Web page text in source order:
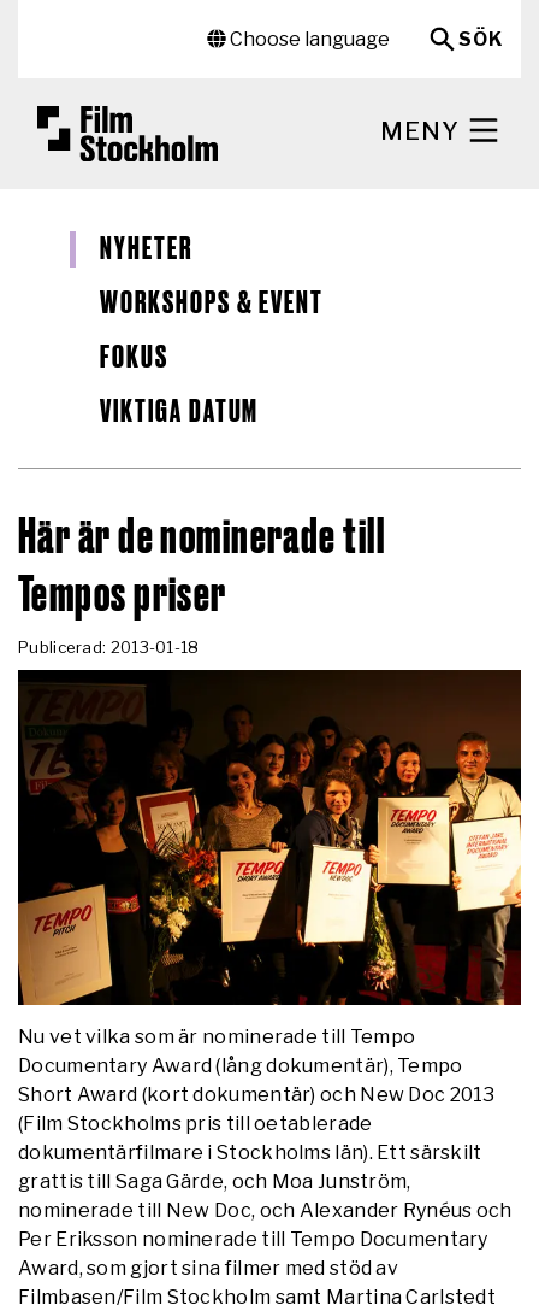
Choose language
SÖK
MENY
NYHETER
WORKSHOPS & EVENT
FOKUS
VIKTIGA DATUM
Här är de nominerade till
Tempos priser
Publicerad: 2013-01-18
Nu vet vilka som är nominerade till Tempo
Documentary Award (lång dokumentär), Tempo
Short Award (kort dokumentär) och New Doc 2013
(Film Stockholms pris till oetablerade
dokumentärfilmare i Stockholms län). Ett särskilt
grattis till Saga Gärde, och Moa Junström,
nominerade till New Doc, och Alexander Rynéus och
Per Eriksson nominerade till Tempo Documentary
Award, som gjort sina filmer med stöd av
Filmbasen/Film Stockholm samt Martina Carlstedt